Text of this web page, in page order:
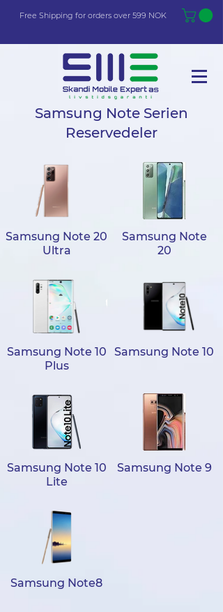
Free Shipping for orders over 599 NOK
Samsung Note Serien
Reservedeler
Samsung Note 20
Ultra
Samsung Note
20
Samsung Note 10
Plus
Samsung Note 10
Samsung Note 10
Lite
Samsung Note 9
Samsung Note8